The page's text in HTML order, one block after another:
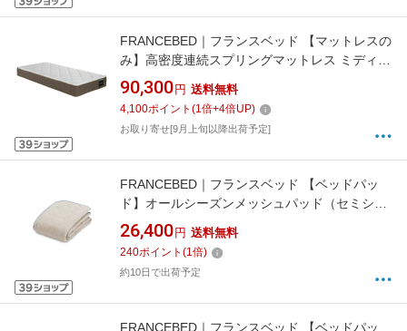
FRANCEBED｜フランスベッド 【マットレスの
み】高密度連続スプリングマットレス ミディア
ムソフト ホワイト MW200a MEDIUMSOFT SS
[セミシングルサイズ]【キャンセル・返品不
可】
90,300 円 送料無料
4,100ポイント (1倍+4倍UP)
お取り寄せ[9月上旬以降出荷予定]
FRANCEBED｜フランスベッド 【ベッドパッ
ド】オールシーズンメッシュパッド（セミシン
グルサイズ） フランスベッド
26,400 円 送料無料
240ポイント (1倍)
約10日で出荷予定
FRANCEBED｜フランスベッド 【ベッドパッ